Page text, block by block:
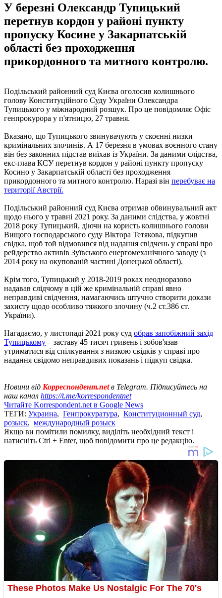
У березні Олександр Тупицький
перетнув кордон у районі пункту
пропуску Косине у Закарпатській
області без проходження
прикордонного та митного контролю.
Подільський районний суд Києва оголосив колишнього
голову Конституційного Суду України Олександра
Тупицького у міжнародний розшук. Про це повідомляє Офіс
генпрокурора у п'ятницю, 27 травня.
Вказано, що Тупицького звинувачують у скоєнні низки
кримінальних злочинів. А 17 березня в умовах воєнного стану
він без законних підстав виїхав із України. За даними слідства,
екс-глава КСУ перетнув кордон у районі пункту пропуску
Косино у Закарпатській області без проходження
прикордонного та митного контролю. Наразі він перебуває на
території Австрії.
Подільський районний суд Києва отримав обвинувальний акт
щодо нього у травні 2021 року. За даними слідства, у жовтні
2018 року Тупицький, діючи на користь колишнього голови
Вищого господарського суду Віктора Тетякова, підкупив
свідка, щоб той відмовився від надання свідчень у справі про
рейдерство активів Зуївського енергомеханічного заводу (з
2014 року на окупованій частині Донецької області).
Крім того, Тупицький у 2018-2019 роках неодноразово
надавав слідчому в цій же кримінальній справі явно
неправдиві свідчення, намагаючись штучно створити докази
захисту щодо особливо тяжкого злочину (ч.2 ст.386 ст.
України).
Нагадаємо, у листопаді 2021 року суд обрав запобіжний захід
Тупицькому – заставу 45 тисяч гривень і зобов'язав
утриматися від спілкування з низкою свідків у справі про
надання свідомо неправдивих показань і підкуп свідка.
Новини від Корреспондент.netв Telegram. Підписуйтесь на
наш канал https://t.me/korrespondentnet
Читайте Korrespondent.net в Google News
ТЕГИ: Украина, Генпрокуратура, Конституционный суд,
розыск, международный розыск
Якщо ви помітили помилку, виділіть необхідний текст і
натисніть Ctrl + Enter, щоб повідомити про це редакцію.